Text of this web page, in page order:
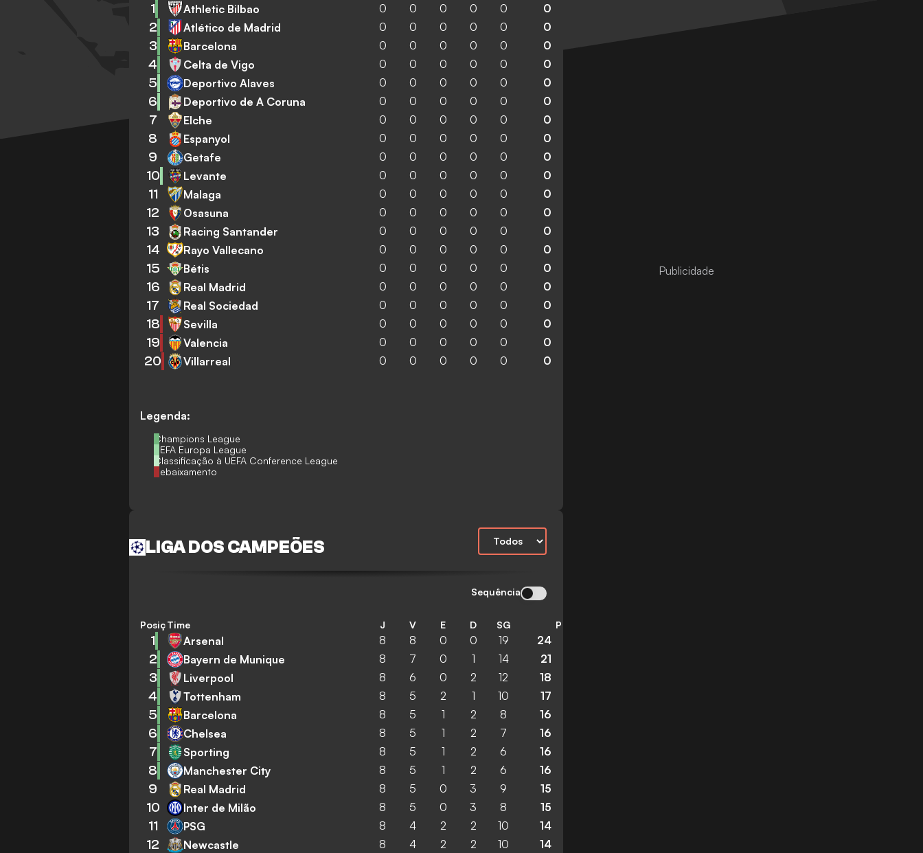
Legenda:
Champions League
UEFA Europa League
Classificação à UEFA Conference League
Rebaixamento
1 Athletic Bilbao 0 0 0 0 0 0
2 Atlético de Madrid 0 0 0 0 0 0
3 Barcelona 0 0 0 0 0 0
4 Celta de Vigo 0 0 0 0 0 0
5 Deportivo Alaves 0 0 0 0 0 0
6 Deportivo de A Coruna 0 0 0 0 0 0
7 Elche 0 0 0 0 0 0
8 Espanyol 0 0 0 0 0 0
9 Getafe 0 0 0 0 0 0
10 Levante 0 0 0 0 0 0
11 Malaga 0 0 0 0 0 0
12 Osasuna 0 0 0 0 0 0
13 Racing Santander 0 0 0 0 0 0
14 Rayo Vallecano 0 0 0 0 0 0
15 Bétis 0 0 0 0 0 0
16 Real Madrid 0 0 0 0 0 0
17 Real Sociedad 0 0 0 0 0 0
18 Sevilla 0 0 0 0 0 0
19 Valencia 0 0 0 0 0 0
20 Villarreal 0 0 0 0 0 0
LIGA DOS CAMPEÕES
Sequência
PosiçãoTime J V E D SG P
1 Arsenal 8 8 0 0 19 24
2 Bayern de Munique 8 7 0 1 14 21
3 Liverpool 8 6 0 2 12 18
4 Tottenham 8 5 2 1 10 17
5 Barcelona 8 5 1 2 8 16
6 Chelsea 8 5 1 2 7 16
7 Sporting 8 5 1 2 6 16
8 Manchester City 8 5 1 2 6 16
9 Real Madrid 8 5 0 3 9 15
10 Inter de Milão 8 5 0 3 8 15
11 PSG 8 4 2 2 10 14
12 Newcastle 8 4 2 2 10 14